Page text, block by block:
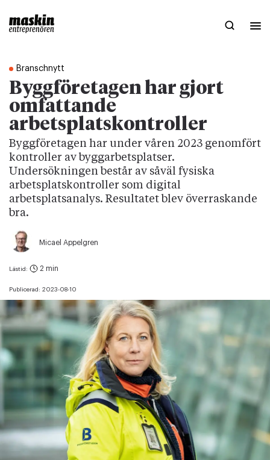
Branschnytt
Byggföretagen har gjort
omfattande
arbetsplatskontroller
Byggföretagen har under våren 2023 genomfört
kontroller av byggarbetsplatser.
Undersökningen består av såväl fysiska
arbetsplatskontroller som digital
arbetsplatsanalys. Resultatet blev överraskande
bra.
Micael Appelgren
Publicerad: 2023-08-10
Lästid: 2 min